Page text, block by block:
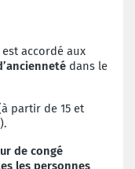
accordé aux
dans le
partir de 15 et
de congé